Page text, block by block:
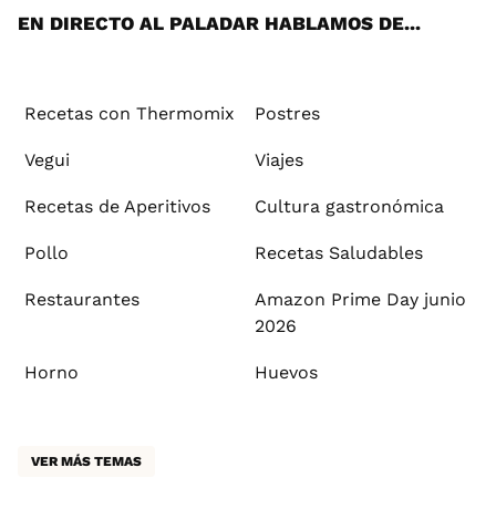
EN DIRECTO AL PALADAR HABLAMOS DE...
Recetas con Thermomix Postres
Vegui Viajes
Recetas de Aperitivos Cultura gastronómica
Pollo Recetas Saludables
Restaurantes
Amazon Prime Day junio
2026
Horno Huevos
VER MÁS TEMAS